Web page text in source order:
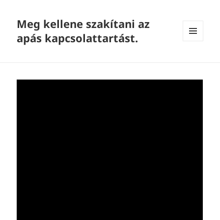
Meg kellene szakítani az
apás kapcsolattartást.